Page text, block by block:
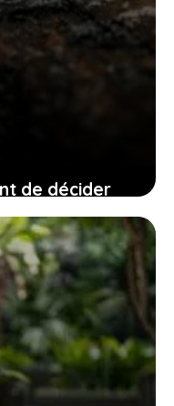
de décider
votre salon ?